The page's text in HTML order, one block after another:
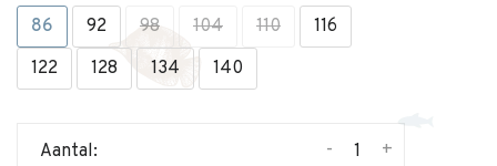
86 92 98 104 110
116
122
128 134 140
Aantal: +
-